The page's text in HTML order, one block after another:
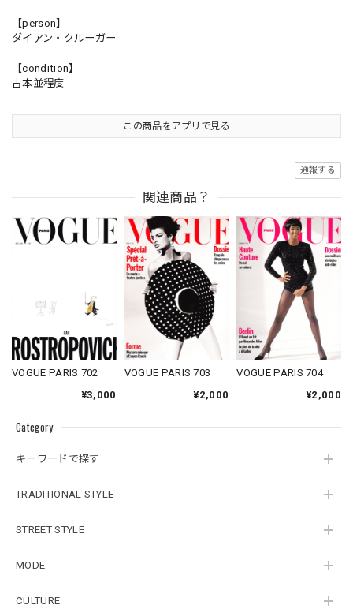
Category
キーワードで探す
TRADITIONAL STYLE
STREET STYLE
MODE
CULTURE
【person】
ダイアン・クルーガー
【condition】
古本並程度
この商品をアプリで見る
通報する
関連商品？
VOGUE PARIS 702
¥3,000
VOGUE PARIS 703
¥2,000
VOGUE PARIS 704
¥2,000